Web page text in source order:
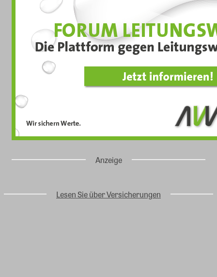
Anzeige
Lesen Sie über Versicherungen